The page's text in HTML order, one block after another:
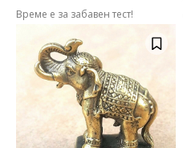
Време е за забавен тест!